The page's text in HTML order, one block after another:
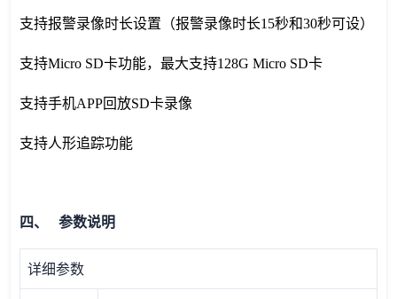
支持报警录像时长设置（报警录像时长15秒和30秒可设）
支持Micro SD卡功能，最大支持128G Micro SD卡
支持手机APP回放SD卡录像
支持人形追踪功能
四、 参数说明
详细参数